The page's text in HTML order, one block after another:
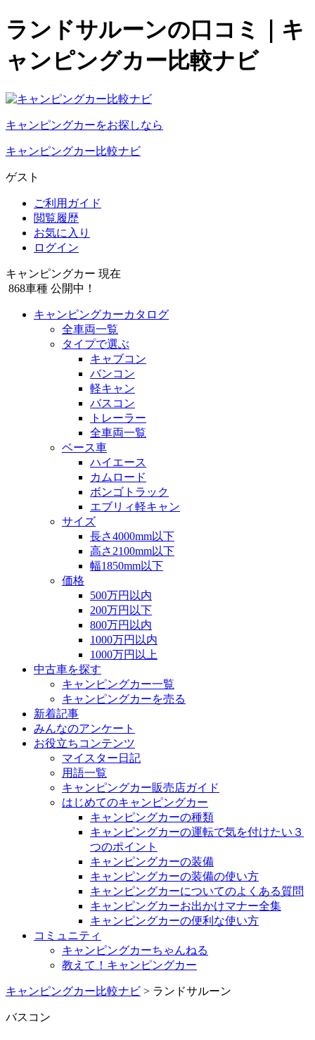
ランドサルーンの口コミ｜キ
ャンピングカー比較ナビ
キャンピングカーをお探しなら
キャンピングカー比較ナビ
ゲスト
ご利用ガイド
閲覧履歴
お気に入り
ログイン
キャンピングカー 現在
868車種 公開中！
キャンピングカーカタログ
全車両一覧
タイプで選ぶ
キャブコン
バンコン
軽キャン
バスコン
トレーラー
全車両一覧
ベース車
ハイエース
カムロード
ボンゴトラック
エブリィ軽キャン
サイズ
長さ4000mm以下
高さ2100mm以下
幅1850mm以下
価格
500万円以内
200万円以下
800万円以内
1000万円以内
1000万円以上
中古車を探す
キャンピングカー一覧
キャンピングカーを売る
新着記事
みんなのアンケート
お役立ちコンテンツ
マイスター日記
用語一覧
キャンピングカー販売店ガイド
はじめてのキャンピングカー
キャンピングカーの種類
キャンピングカーの運転で気を付けたい３
つのポイント
キャンピングカーの装備
キャンピングカーの装備の使い方
キャンピングカーについてのよくある質問
キャンピングカーお出かけマナー全集
キャンピングカーの便利な使い方
コミュニティ
キャンピングカーちゃんねる
教えて！キャンピングカー
キャンピングカー比較ナビ > ランドサルーン
バスコン